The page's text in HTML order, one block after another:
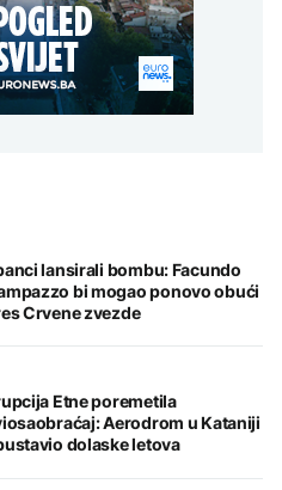
lansirali bombu: Facundo
bi mogao ponovo obući
Crvene zvezde
Etne poremetila
Aerodrom u Kataniji
dolaske letova